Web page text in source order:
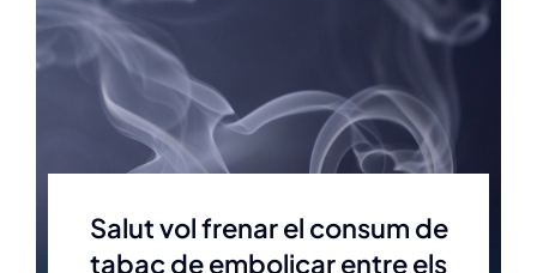
Salut vol frenar el consum de
tabac de embolicar entre els